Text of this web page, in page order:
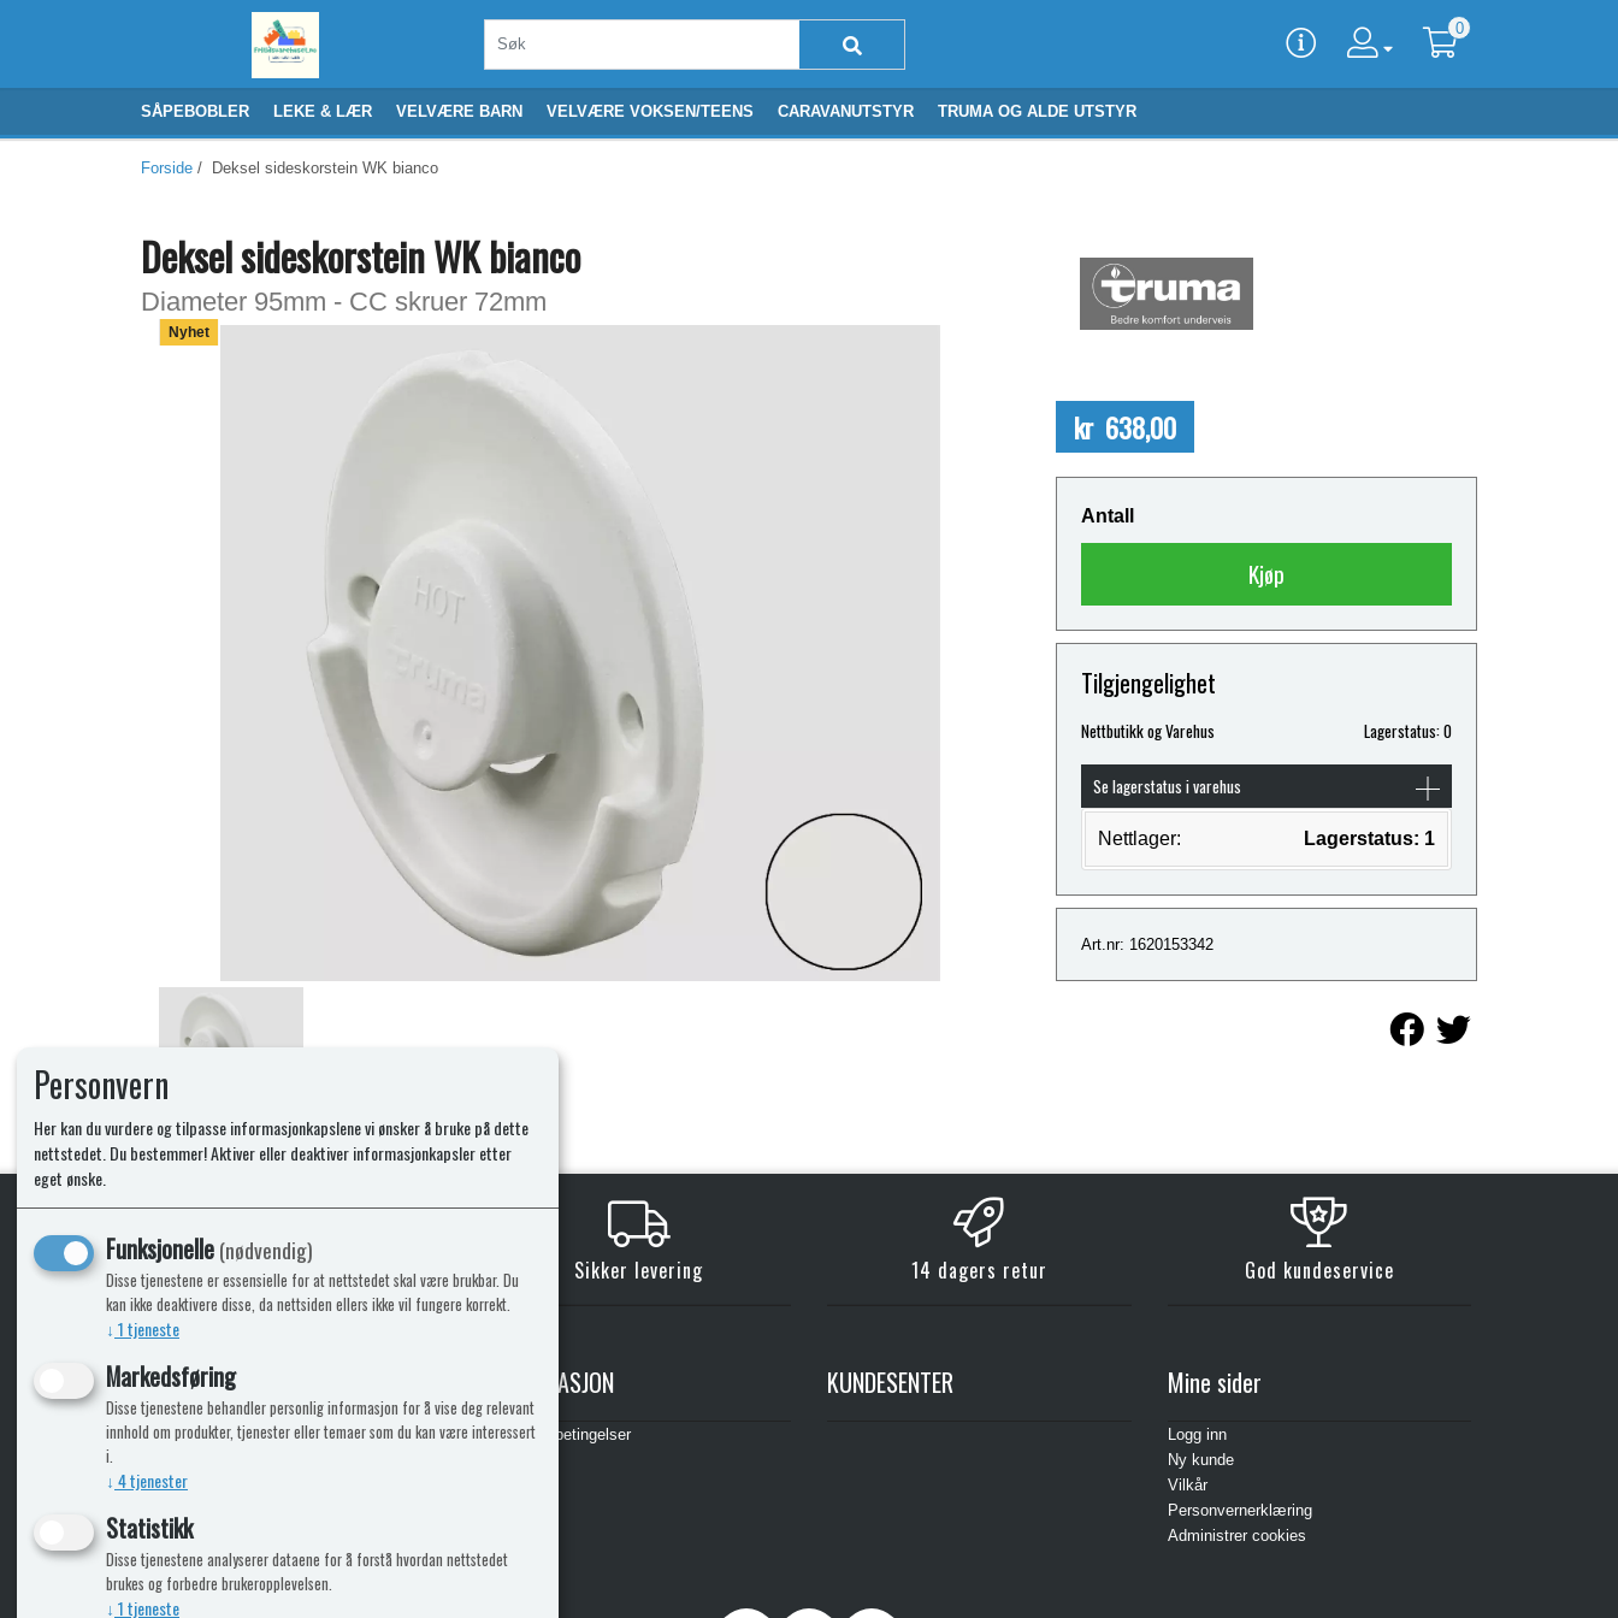
0
SÅPEBOBLER LEKE & LÆR VELVÆRE BARN VELVÆRE VOKSEN/TEENS CARAVANUTSTYR TRUMA OG ALDE UTSTYR
Forside / Deksel sideskorstein WK bianco
Deksel sideskorstein WK bianco
Diameter 95mm - CC skruer 72mm
Nyhet
kr 638,00
Antall
Kjøp
Tilgjengelighet
Nettbutikk og Varehus Lagerstatus: 0
Se lagerstatus i varehus
Nettlager: Lagerstatus: 1
Art.nr: 1620153342
KLikk & hent Sikker levering 14 dagers retur God kundeservice
ICARAVANGRUPPEN
Trumadeler.no
Fritidsvarehuset.no
INFORMASJON
Leveringsbetingelser
KUNDESENTER Mine sider
Logg inn
Ny kunde
Vilkår
Personvernerklæring
Administrer cookies
Personvern
Her kan du vurdere og tilpasse informasjonkapslene vi ønsker å bruke på dette
nettstedet. Du bestemmer! Aktiver eller deaktiver informasjonkapsler etter
eget ønske.
Funksjonelle(nødvendig)
Disse tjenestene er essensielle for at nettstedet skal være brukbar. Du
kan ikke deaktivere disse, da nettsiden ellers ikke vil fungere korrekt.
↓ 1tjeneste
Markedsføring
Disse tjenestene behandler personlig informasjon for å vise deg relevant
innhold om produkter, tjenester eller temaer som du kan være interessert
i.
↓ 4tjenester
Statistikk
Disse tjenestene analyserer dataene for å forstå hvordan nettstedet
brukes og forbedre brukeropplevelsen.
↓ 1tjeneste